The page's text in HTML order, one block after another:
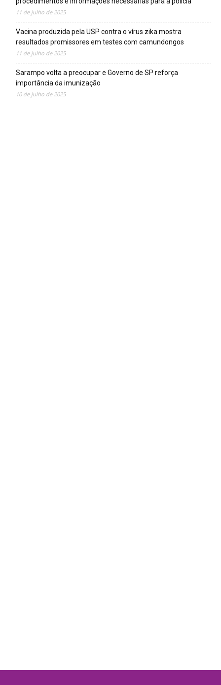
11 de julho de 2025
Vacina produzida pela USP contra o vírus zika mostra
resultados promissores em testes com camundongos
11 de julho de 2025
Sarampo volta a preocupar e Governo de SP reforça
importância da imunização
10 de julho de 2025